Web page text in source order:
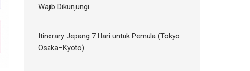
Wajib Dikunjungi
Itinerary Jepang 7 Hari untuk Pemula (Tokyo–
Osaka–Kyoto)